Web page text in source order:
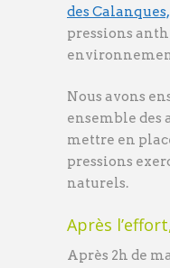
des Calanques,
pressions
Nous avons
ensemble des
mettre en
pressions
naturels.
Après
Après 2h de